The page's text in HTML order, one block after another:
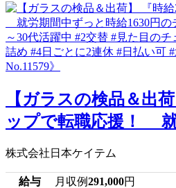
【ガラスの検品＆出
ップで転職応援！
株式会社日本ケイテム
給与 月収例291,000円